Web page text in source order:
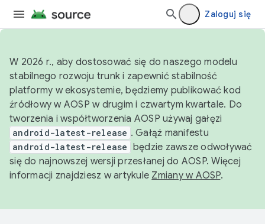
Zaloguj się
W 2026 r., aby dostosować się do naszego modelu
stabilnego rozwoju trunk i zapewnić stabilność
platformy w ekosystemie, będziemy publikować kod
źródłowy w AOSP w drugim i czwartym kwartale. Do
tworzenia i współtworzenia AOSP używaj gałęzi
android-latest-release . Gałąź manifestu
android-latest-release będzie zawsze odwoływać
się do najnowszej wersji przesłanej do AOSP. Więcej
informacji znajdziesz w artykule Zmiany w AOSP.